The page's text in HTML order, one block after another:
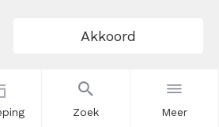
Zoek Meer
Akkoord